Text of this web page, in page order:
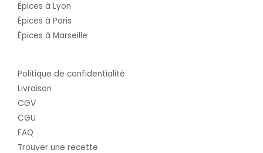
Épices à Lyon
Épices à Paris
Épices à Marseille
Politique de confidentialité
Livraison
CGV
CGU
FAQ
Trouver une recette